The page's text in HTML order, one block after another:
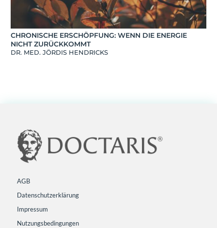
CHRONISCHE ERSCHÖPFUNG: WENN DIE ENERGIE
NICHT ZURÜCKKOMMT
DR. MED. JÖRDIS HENDRICKS
AGB
Datenschutzerklärung
Impressum
Nutzungsbedingungen